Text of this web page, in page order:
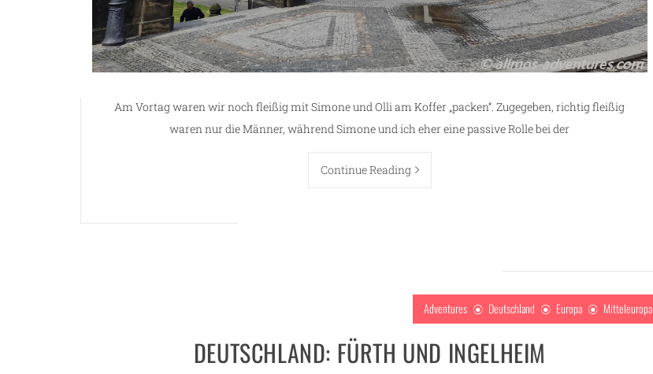
Am Vortag waren wir noch fleißig mit Simone und Olli am Koffer „packen“. Zugegeben, richtig fleißig
waren nur die Männer, während Simone und ich eher eine passive Rolle bei der
Continue Reading
Adventures Deutschland Europa Mitteleuropa
DEUTSCHLAND: FÜRTH UND INGELHEIM